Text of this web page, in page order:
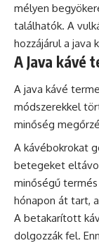
mélyen
találhatók. A
hozzájárul a java
A Java kávé
A java kávé
módszerekkel
minőség
A kávébokrokat
betegeket
minőségű
hónapon át tart,
A betakarított
dolgozzák fel.